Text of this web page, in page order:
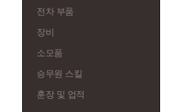
전차 부품
장비
소모품
승무원 스킬
훈장 및 업적